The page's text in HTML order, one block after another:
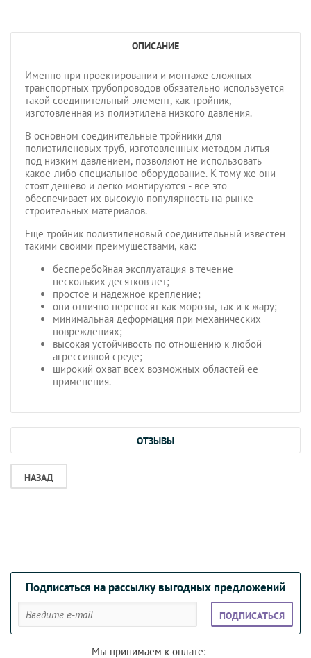
ОПИСАНИЕ
Именно при проектировании и монтаже сложных
транспортных трубопроводов обязательно используется
такой соединительный элемент, как тройник,
изготовленная из полиэтилена низкого давления.
В основном соединительные тройники для
полиэтиленовых труб, изготовленных методом литья
под низким давлением, позволяют не использовать
какое-либо специальное оборудование. К тому же они
стоят дешево и легко монтируются - все это
обеспечивает их высокую популярность на рынке
строительных материалов.
Еще тройник полиэтиленовый соединительный известен
такими своими преимуществами, как:
бесперебойная эксплуатация в течение
нескольких десятков лет;
простое и надежное крепление;
они отлично переносят как морозы, так и к жару;
минимальная деформация при механических
повреждениях;
высокая устойчивость по отношению к любой
агрессивной среде;
широкий охват всех возможных областей ее
применения.
ОТЗЫВЫ
НАЗАД
Подписаться на рассылку выгодных предложений
ПОДПИСАТЬСЯ
Мы принимаем к оплате: